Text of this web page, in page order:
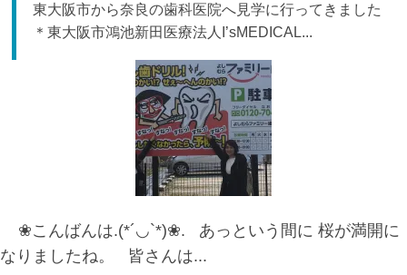
東大阪市から奈良の歯科医院へ見学に行ってきました
＊東大阪市鴻池新田医療法人I’sMEDICAL...
❀こんばんは.(*´◡`*)❀. あっという間に 桜が満開に
なりましたね。 皆さんは...